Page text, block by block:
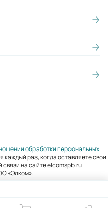
кг/м3):
патрубка
обсадной
обработки персональных
раз, когда оставляете свои
на сайте elcomspb.ru
«Элком».